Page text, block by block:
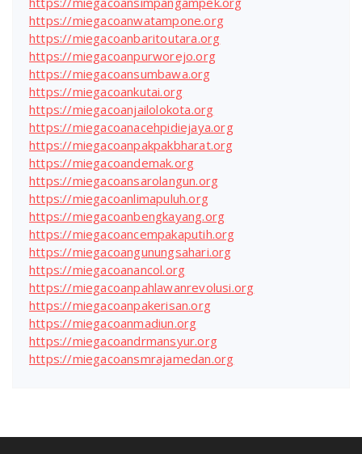
https://miegacoanwatampone.org
https://miegacoanbaritoutara.org
https://miegacoanpurworejo.org
https://miegacoansumbawa.org
https://miegacoankutai.org
https://miegacoanjailolokota.org
https://miegacoanacehpidiejaya.org
https://miegacoanpakpakbharat.org
https://miegacoandemak.org
https://miegacoansarolangun.org
https://miegacoanlimapuluh.org
https://miegacoanbengkayang.org
https://miegacoancempakaputih.org
https://miegacoangunungsahari.org
https://miegacoanancol.org
https://miegacoanpahlawanrevolusi.org
https://miegacoanpakerisan.org
https://miegacoanmadiun.org
https://miegacoandrmansyur.org
https://miegacoansmrajamedan.org